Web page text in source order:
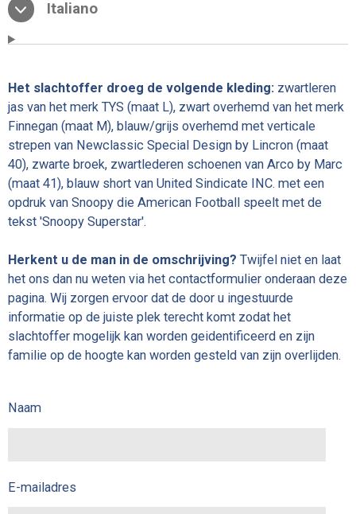
Italiano
Het slachtoffer droeg de volgende kleding: zwartleren
jas van het merk TYS (maat L), zwart overhemd van het merk
Finnegan (maat M), blauw/grijs overhemd met verticale
strepen van Newclassic Special Design by Lincron (maat
40), zwarte broek, zwartlederen schoenen van Arco by Marc
(maat 41), blauw short van United Sindicate INC. met een
opdruk van Snoopy die American Football speelt met de
tekst 'Snoopy Superstar'.
Herkent u de man in de omschrijving? Twijfel niet en laat
het ons dan nu weten via het contactformulier onderaan deze
pagina. Wij zorgen ervoor dat de door u ingestuurde
informatie op de juiste plek terecht komt zodat het
slachtoffer mogelijk kan worden geidentificeerd en zijn
familie op de hoogte kan worden gesteld van zijn overlijden.
Naam
E-mailadres